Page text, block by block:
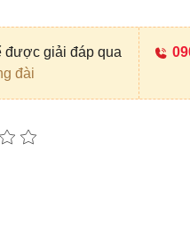
được giải đáp qua
đài